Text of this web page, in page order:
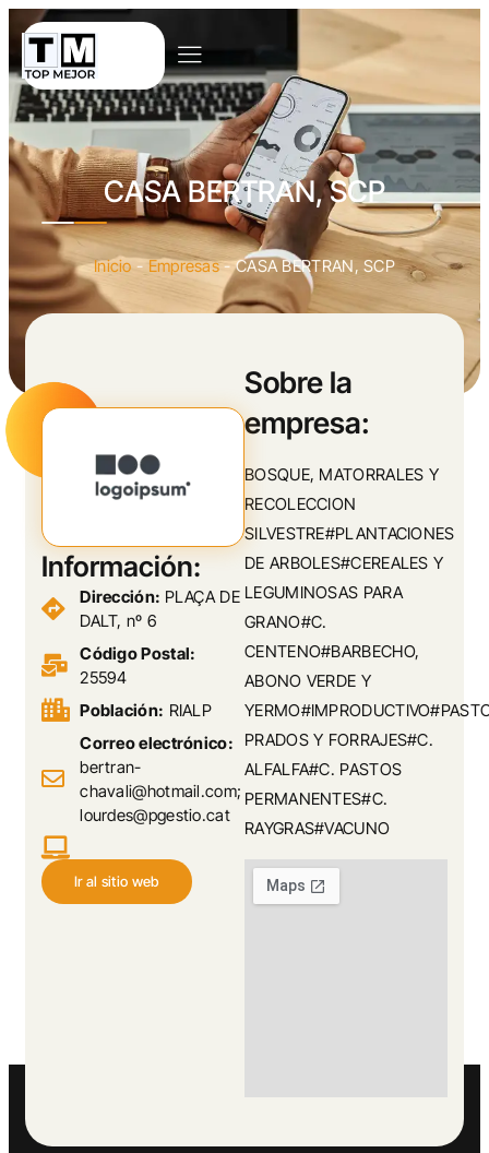
CASA BERTRAN, SCP
Inicio-Empresas-CASA BERTRAN, SCP
Sobre la
empresa:
BOSQUE, MATORRALES Y
RECOLECCION
SILVESTRE#PLANTACIONES
DE ARBOLES#CEREALES Y
LEGUMINOSAS PARA
GRANO#C.
CENTENO#BARBECHO,
ABONO VERDE Y
PRADOS Y FORRAJES#C.
ALFALFA#C. PASTOS
PERMANENTES#C.
RAYGRAS#VACUNO
Información:
Dirección: PLAÇA DE
DALT, nº 6
Código Postal:
25594
Población: RIALP
Correo electrónico:
bertran-
chavali@hotmail.com;
lourdes@pgestio.cat
Ir al sitio web